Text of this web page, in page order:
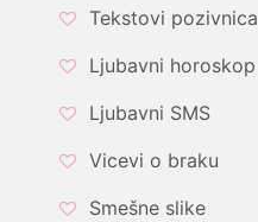
Tekstovi pozivnica
Ljubavni horoskop
Ljubavni SMS
Vicevi o braku
Smešne slike